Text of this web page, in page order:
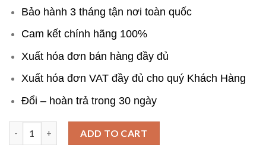
Bảo hành 3 tháng tận nơi toàn quốc
Cam kết chính hãng 100%
Xuất hóa đơn bán hàng đầy đủ
Xuất hóa đơn VAT đầy đủ cho quý Khách Hàng
Đổi – hoàn trả trong 30 ngày
ADD TO CART